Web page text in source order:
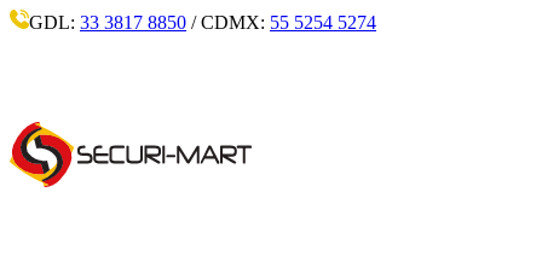
GDL: 33 3817 8850 / CDMX: 55 5254 5274